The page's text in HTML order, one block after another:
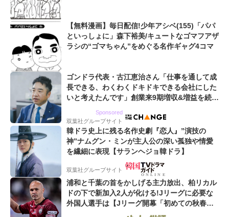
【無料漫画】毎日配信!少年アシベ(155)「パパ
といっしょに」森下裕美/キュートなゴマフアザ
ラシの“ゴマちゃん”をめぐる名作ギャグ4コマ
ゴンドラ代表・古江恵治さん「仕事を通して成
長できる、わくわくドキドキできる会社にした
いと考えたんです」創業来9期増収&増益を続け
Sponsored
双葉社グループサイト
韓ドラ史上に残る名作史劇『恋人』”演技の
神”ナムグン・ミンが主人公の深い孤独や情愛
を繊細に表現【サランヘジョ韓ドラ】
双葉社グループサイト
浦和と千葉の首をかしげる主力放出、柏リカル
ドの下で新加入2人が化ける!Jリーグに必要な
外国人選手は【Jリーグ開幕「初めての秋春